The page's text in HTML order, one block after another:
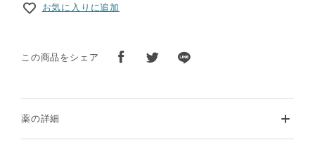
お気に入りに追加
この商品をシェア
薬の詳細